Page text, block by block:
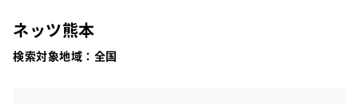
ネッツ熊本
検索対象地域： 全国